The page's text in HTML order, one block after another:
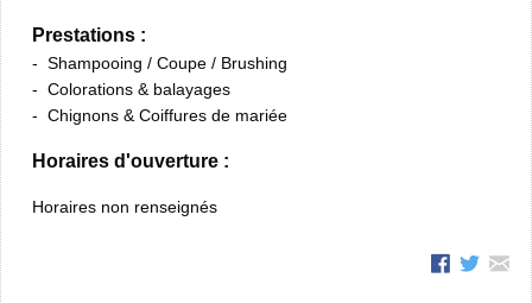
Prestations :
Shampooing / Coupe / Brushing
Colorations & balayages
Chignons & Coiffures de mariée
Horaires d'ouverture :
Horaires non renseignés